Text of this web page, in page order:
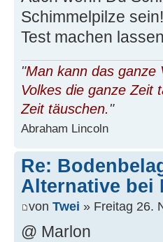
Schimmelpilze
Test machen
"Man kann das ganze
Volkes die ganze Zeit
Zeit täuschen. "
Abraham Lincoln
Re:
Alternative bei
von Twei » Freitag 26.
@ Marlon